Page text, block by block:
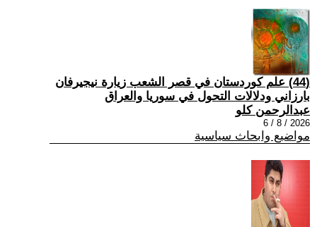
(44) علم كوردستان في قصر الشعب زيارة نيجيرفان
بارزاني ودلالات التحول في سوريا والعراق
عبدالرحمن كلو
2026 / 8 / 6
مواضيع وابحاث سياسية